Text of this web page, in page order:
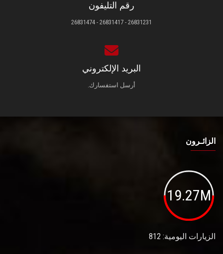
رقم التليفون
26831231 - 26831417 - 26831474
البريد الإلكتروني
أرسل استفسارك.
الزائـرون
19.27M
الزيارات اليومية: 812